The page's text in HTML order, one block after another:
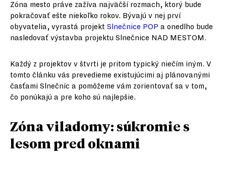
Zóna mesto práve zažíva najväčší rozmach, ktorý bude
pokračovať ešte niekoľko rokov. Bývajú v nej prví
obyvatelia, vyrastá projekt Slnečnice POP a onedlho bude
nasledovať výstavba projektu Slnečnice NAD MESTOM.
Každý z projektov v štvrti je pritom typický niečím iným. V
tomto článku vás prevedieme existujúcimi aj plánovanými
časťami Slnečníc a pomôžeme vám zorientovať sa v tom,
čo ponúkajú a pre koho sú najlepšie.
Zóna viladomy: súkromie s
lesom pred oknami